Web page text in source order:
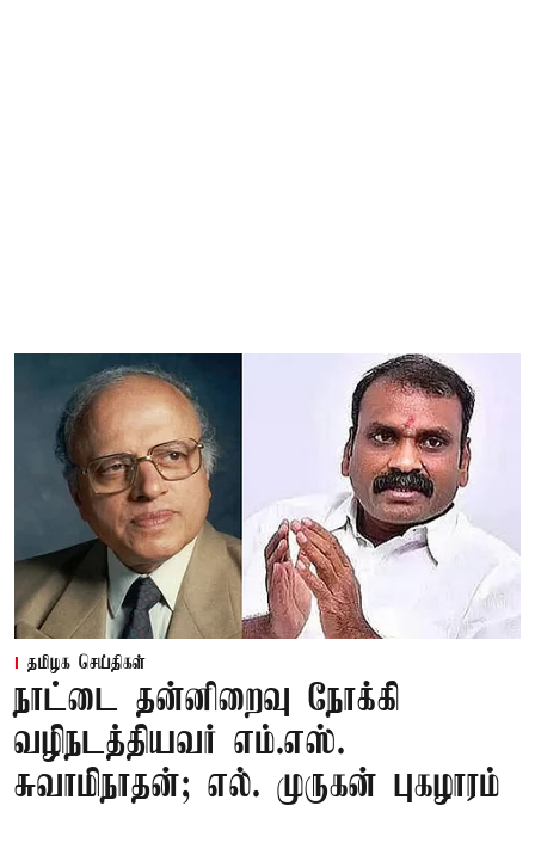
தமிழக செய்திகள்
நாட்டை தன்னிறைவு நோக்கி
வழிநடத்தியவர் எம்.எஸ்.
சுவாமிநாதன்; எல். முருகன் புகழாரம்